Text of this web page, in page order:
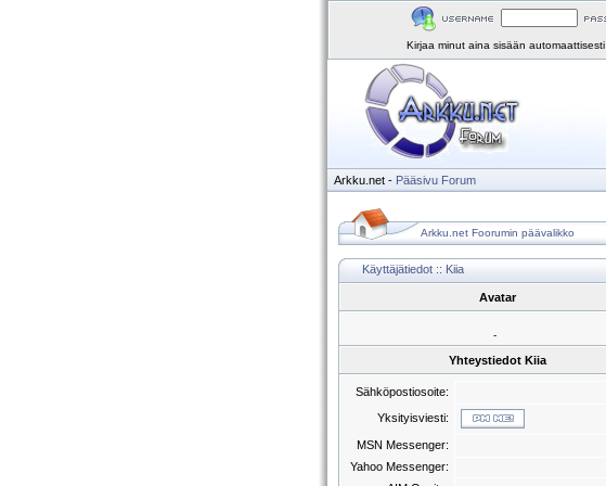
Kirjaa minut aina sisään automaattisesti
Arkku.net - Pääsivu Forum
Arkku.net Foorumin päävalikko
Käyttäjätiedot :: Kiia
Avatar
-
Yhteystiedot Kiia
Sähköpostiosoite:
Yksityisviesti:
MSN Messenger:
Yahoo Messenger: